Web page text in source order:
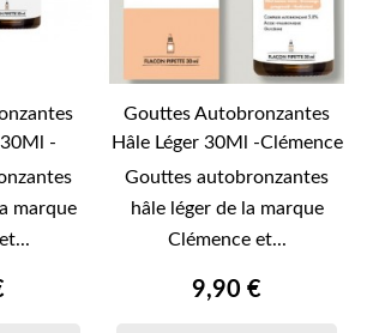
-
marque
Gouttes Autobronzantes
Hâle Léger 30Ml -Clémence
& Vivien-
Gouttes autobronzantes
hâle léger de la marque
Clémence et...
9,90 €